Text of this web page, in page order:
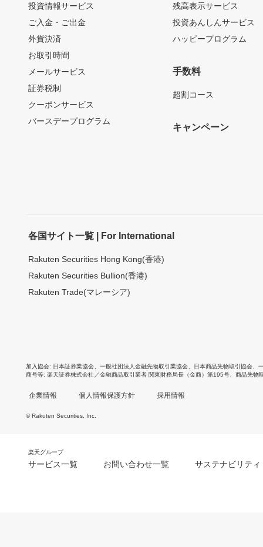
投資情報サービス
ご入金・ご出金
外貨決済
お取引時間
メールサービス
証券税制
クーポンサービス
バースデープログラム
残高表示サービス
投資あんしんサービス
ハッピープログラム
手数料
超割コース
キャンペーン
各国サイト一覧 | For International
Rakuten Securities Hong Kong(香港)
Rakuten Securities Bullion(香港)
Rakuten Trade(マレーシア)
加入協会 日本証券業協会 一般社団法人金融先物取引業協会 日本商品先物取引協会
商号等 楽天証券株式会社／金融商品取引業者 関東財務局長（金商）第195号、商品先物
企業情報 個人情報保護方針 採用情報
© Rakuten Securities, Inc.
楽天グループ
サービス一覧 お問い合わせ一覧 サステナビリティ